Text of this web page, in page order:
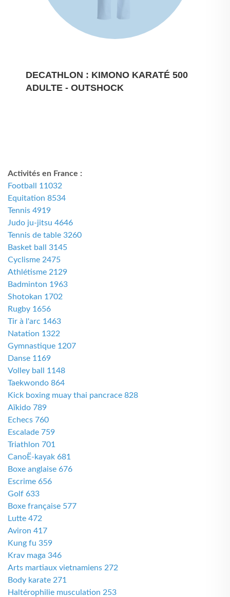
DECATHLON : KIMONO KARATÉ 500
ADULTE - OUTSHOCK
Activités en France :
Football 11032
Equitation 8534
Tennis 4919
Judo ju-jitsu 4646
Tennis de table 3260
Basket ball 3145
Cyclisme 2475
Athlétisme 2129
Badminton 1963
Shotokan 1702
Rugby 1656
Tir à l'arc 1463
Natation 1322
Gymnastique 1207
Danse 1169
Volley ball 1148
Taekwondo 864
Kick boxing muay thai pancrace 828
Aïkido 789
Echecs 760
Escalade 759
Triathlon 701
CanoË-kayak 681
Boxe anglaise 676
Escrime 656
Golf 633
Boxe française 577
Lutte 472
Aviron 417
Kung fu 359
Krav maga 346
Arts martiaux vietnamiens 272
Body karate 271
Haltérophilie musculation 253